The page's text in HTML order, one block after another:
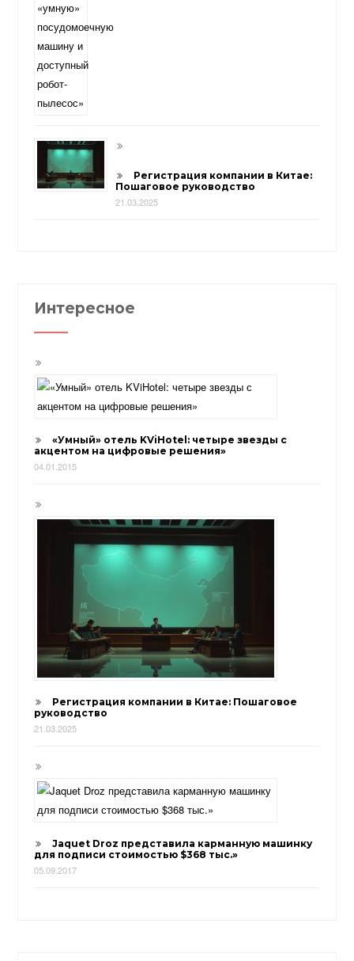
Регистрация компании в Китае:
Пошаговое руководство
21.03.2025
Интересное
«Умный» отель KViHotel: четыре звезды с
акцентом на цифровые решения»
04.01.2015
Регистрация компании в Китае: Пошаговое
руководство
21.03.2025
Jaquet Droz представила карманную машинку
для подписи стоимостью $368 тыс.»
05.09.2017